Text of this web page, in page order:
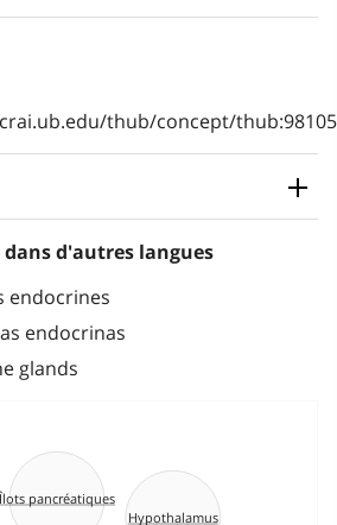
thub/concept/
d'autres langues
endocrines
endocrinas
glands
Hypothalamus
Îlots pancréatiques